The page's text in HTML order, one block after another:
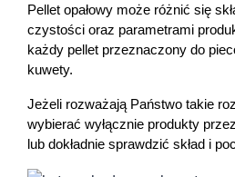
Pellet opałowy może różnić się
czystości oraz parametrami
każdy pellet przeznaczony do
kuwety.
Jeżeli rozważają Państwo takie
wybierać wyłącznie produkty
lub dokładnie sprawdzić skład i